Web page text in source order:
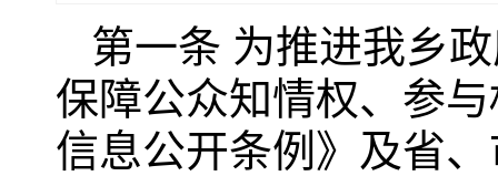
第一条 为推进我乡
保障公众知情权、参
信息公开条例》及省